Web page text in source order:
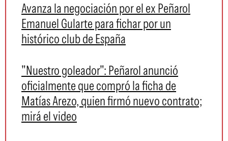
Avanza la negociación por el ex Peñarol
Emanuel Gularte para fichar por un
histórico club de España
"Nuestro goleador": Peñarol anunció
oficialmente que compró la ficha de
Matías Arezo, quien firmó nuevo contrato;
mirá el video